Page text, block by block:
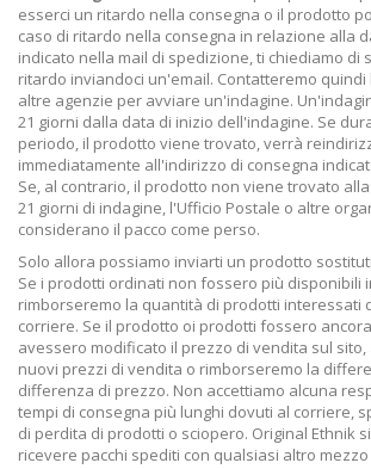
esserci un ritardo nella consegna o il prodotto
caso di ritardo nella consegna in relazione alla
indicato nella mail di spedizione, ti chiediamo di
ritardo inviandoci un'email. Contatteremo
altre agenzie per avviare un'indagine.
21 giorni dalla data di inizio dell'indagine. Se
periodo, il prodotto viene trovato, verrà
immediatamente all'indirizzo di consegna
Se, al contrario, il prodotto non viene trovato
21 giorni di indagine, l'Ufficio Postale o altre
considerano il pacco come perso.
Solo allora possiamo inviarti un prodotto
Se i prodotti ordinati non fossero più disponibili
rimborseremo la quantità di prodotti interessati
corriere. Se il prodotto oi prodotti fossero
avessero modificato il prezzo di vendita sul sito,
nuovi prezzi di vendita o rimborseremo la
differenza di prezzo. Non accettiamo alcuna
tempi di consegna più lunghi dovuti al corriere,
di perdita di prodotti o sciopero. Original Ethnik
ricevere pacchi spediti con qualsiasi altro